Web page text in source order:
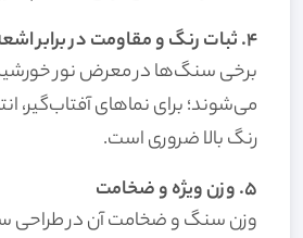
۴. ثبات رنگ و مقاومت در برابر اشعه UV
برخی سنگ‌ها در معرض نور
می‌شوند؛ برای نماهای آفتاب‌گیر،
رنگ بالا ضروری است.
۵. وزن ویژه و ضخامت
وزن سنگ و ضخامت آن در طراحی